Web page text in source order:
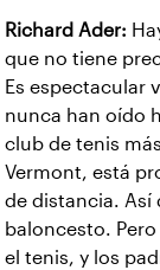
Richard Ader:
que no tiene
Es espectacular
nunca han oído
club de tenis
Vermont, está
de distancia.
baloncesto.
el tenis, y los